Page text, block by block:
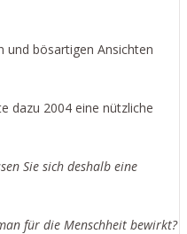
und bösartigen Ansichten
dazu 2004 eine nützliche
Sie sich deshalb eine
für die Menschheit bewirkt?